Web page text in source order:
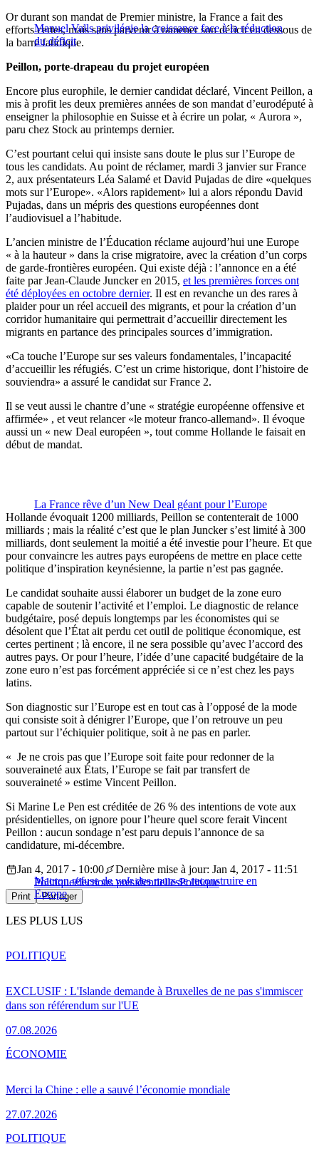
Manuel Valls privilégie la croissance face à la réduction
du déficit
Or durant son mandat de Premier ministre, la France a fait des
efforts certes, mais sans parvenir à ramener son déficit en dessous de
la barre fatidique.
Peillon, porte-drapeau du projet européen
Encore plus europhile, le dernier candidat déclaré, Vincent Peillon, a
mis à profit les deux premières années de son mandat d’eurodéputé à
enseigner la philosophie en Suisse et à écrire un polar, « Aurora »,
paru chez Stock au printemps dernier.
C’est pourtant celui qui insiste sans doute le plus sur l’Europe de
tous les candidats. Au point de réclamer, mardi 3 janvier sur France
2, aux présentateurs Léa Salamé et David Pujadas de dire «quelques
mots sur l’Europe». «Alors rapidement» lui a alors répondu David
Pujadas, dans un mépris des questions européennes dont
l’audiovisuel a l’habitude.
L’ancien ministre de l’Éducation réclame aujourd’hui une Europe
« à la hauteur » dans la crise migratoire, avec la création d’un corps
de garde-frontières européen. Qui existe déjà : l’annonce en a été
faite par Jean-Claude Juncker en 2015, et les premières forces ont
été déployées en octobre dernier. Il est en revanche un des rares à
plaider pour un réel accueil des migrants, et pour la création d’un
corridor humanitaire qui permettrait d’accueillir directement les
migrants en partance des principales sources d’immigration.
«Ca touche l’Europe sur ses valeurs fondamentales, l’incapacité
d’accueillir les réfugiés. C’est un crime historique, dont l’histoire de
souviendra» a assuré le candidat sur France 2.
Il se veut aussi le chantre d’une « stratégie européenne offensive et
affirmée» , et veut relancer «le moteur franco-allemand». Il évoque
aussi un « new Deal européen », tout comme Hollande le faisait en
début de mandat.
La France rêve d’un New Deal géant pour l’Europe
Hollande évoquait 1200 milliards, Peillon se contenterait de 1000
milliards ; mais la réalité c’est que le plan Juncker s’est limité à 300
milliards, dont seulement la moitié a été investie pour l’heure. Et que
pour convaincre les autres pays européens de mettre en place cette
politique d’inspiration keynésienne, la partie n’est pas gagnée.
Le candidat souhaite aussi élaborer un budget de la zone euro
capable de soutenir l’activité et l’emploi. Le diagnostic de relance
budgétaire, posé depuis longtemps par les économistes qui se
désolent que l’État ait perdu cet outil de politique économique, est
certes pertinent ; là encore, il ne sera possible qu’avec l’accord des
autres pays. Or pour l’heure, l’idée d’une capacité budgétaire de la
zone euro n’est pas forcément appréciée si ce n’est chez les pays
latins.
Son diagnostic sur l’Europe est en tout cas à l’opposé de la mode
qui consiste soit à dénigrer l’Europe, que l’on retrouve un peu
partout sur l’échiquier politique, soit à ne pas en parler.
« Je ne crois pas que l’Europe soit faite pour redonner de la
souveraineté aux États, l’Europe se fait par transfert de
souveraineté » estime Vincent Peillon.
Si Marine Le Pen est créditée de 26 % des intentions de vote aux
présidentielles, on ignore pour l’heure quel score ferait Vincent
Peillon : aucun sondage n’est paru depuis l’annonce de sa
candidature, mi-décembre.
Macron refuse de voir des murs se reconstruire en
Europe
Jan 4, 2017 - 10:00
Dernière mise à jour: Jan 4, 2017 - 11:51
Politiqueélections présidentiellesPolitique
Print Partager
LES PLUS LUS
EXCLUSIF : L'Islande demande à Bruxelles de ne pas s'immiscer
dans son référendum sur l'UE
07.08.2026
POLITIQUE
Merci la Chine : elle a sauvé l’économie mondiale
27.07.2026
ÉCONOMIE
POLITIQUE